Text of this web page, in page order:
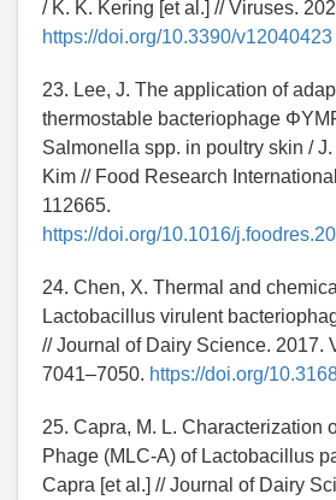
/ K. K. Kering [et al.] // Viruses.
https://doi.org/10.3390/v12040423
23. Lee, J. The application of
thermostable bacteriophage
Salmonella spp. in poultry skin /
Kim // Food Research
112665.
https://doi.org/10.1016/
24. Chen, X. Thermal and
Lactobacillus virulent
// Journal of Dairy Science. 2017.
7041–7050. https://doi.org/
25. Capra, M. L. Characterization
Phage (MLC-A) of Lactobacillus
Capra [et al.] // Journal of Dairy